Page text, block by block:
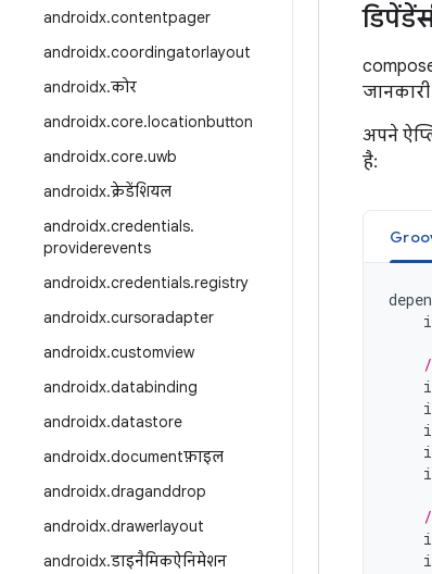
androidx.contentpager
androidx.coordingatorlayout
androidx.कोर
androidx.core.locationbutton
androidx.core.uwb
androidx.क्रेडेंशियल
androidx.credentials.
providerevents
androidx.credentials.registry
androidx.cursoradapter
androidx.customview
androidx.databinding
androidx.datastore
androidx.documentफ़ाइल
androidx.draganddrop
androidx.drawerlayout
androidx.डाइनैमिकऐनिमेशन
अपने
है: